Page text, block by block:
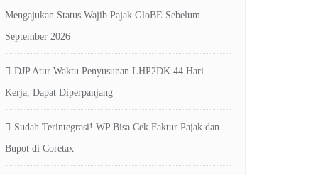
Mengajukan Status Wajib Pajak GloBE Sebelum
September 2026
DJP Atur Waktu Penyusunan LHP2DK 44 Hari
Kerja, Dapat Diperpanjang
Sudah Terintegrasi! WP Bisa Cek Faktur Pajak dan
Bupot di Coretax